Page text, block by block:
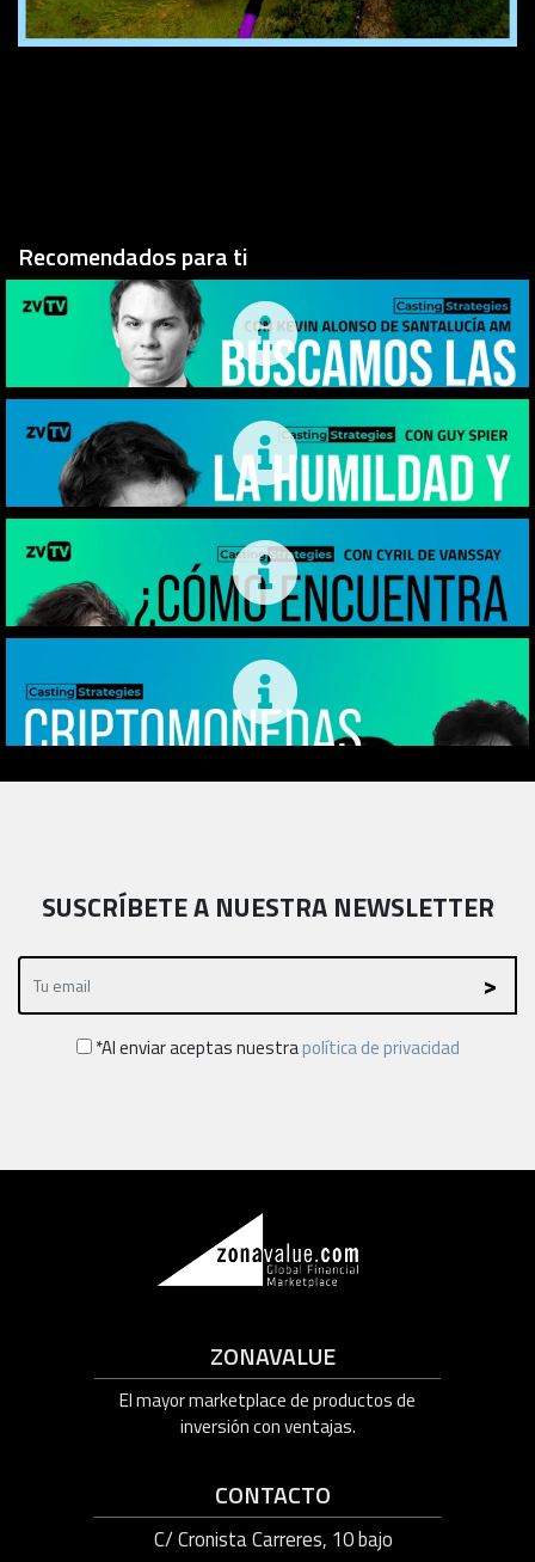
Recomendados para ti
SUSCRÍBETE A NUESTRA NEWSLETTER
*Al enviar aceptas nuestrapolítica de privacidad
ZONAVALUE
El mayor marketplace de productos de
inversión con ventajas.
CONTACTO
C/ Cronista Carreres, 10 bajo